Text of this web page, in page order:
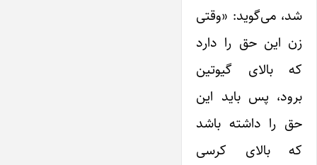
شد، می‌گوید: «وقتی
زن این حق را دارد
که بالای گیوتین
برود، پس باید این
حق را داشته باشد
که بالای کرسی